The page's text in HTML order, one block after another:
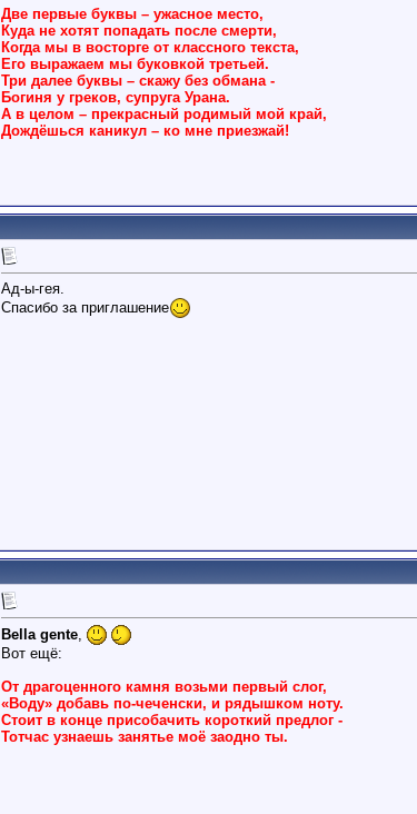
Две первые буквы – ужасное место,
Куда не хотят попадать после смерти,
Когда мы в восторге от классного текста,
Его выражаем мы буковкой третьей.
Три далее буквы – скажу без обмана -
Богиня у греков, супруга Урана.
А в целом – прекрасный родимый мой край,
Дождёшься каникул – ко мне приезжай!
Ад-ы-гея.
Спасибо за приглашение
Bella gente
Вот ещё:
От драгоценного камня возьми первый слог,
«Воду» добавь по-чеченски, и рядышком ноту.
Стоит в конце присобачить короткий предлог -
Тотчас узнаешь занятье моё заодно ты.